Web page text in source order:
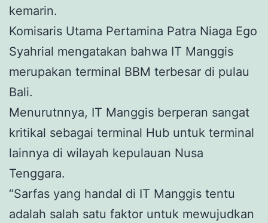
kemarin.
Komisaris Utama Pertamina Patra Niaga Ego
Syahrial mengatakan bahwa IT Manggis
merupakan terminal BBM terbesar di pulau
Bali.
Menurutnnya, IT Manggis berperan sangat
kritikal sebagai terminal Hub untuk terminal
lainnya di wilayah kepulauan Nusa
Tenggara.
“Sarfas yang handal di IT Manggis tentu
adalah salah satu faktor untuk mewujudkan